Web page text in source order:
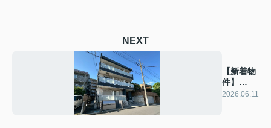
NEXT
【新着物
件】
SoleiL.Ⅲ
2026.06.11